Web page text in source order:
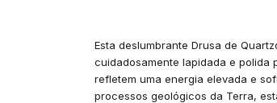
Esta deslumbrante Drusa de
cuidadosamente lapidada e polida
refletem uma energia elevada e
processos geológicos da Terra,